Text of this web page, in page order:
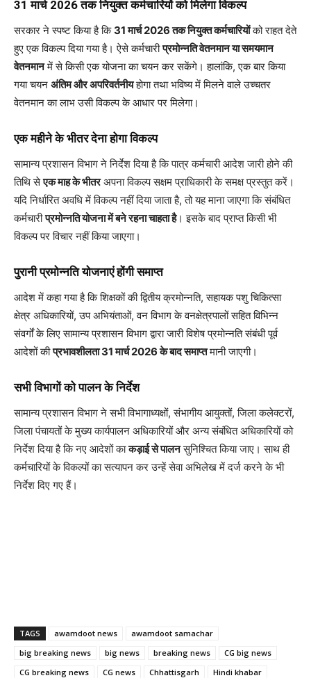
31मार्च 2026तक नियुक्त कर्मचारियों को मिलेगा विकल्प
सरकार ने स्पष्ट किया है कि 31मार्च 2026तक नियुक्त कर्मचारियोंको राहत देते
हुए एक विकल्प दिया गया है। ऐसे कर्मचारीप्रमोन्नति वेतनमान या समयमान
वेतनमानमें से किसी एक योजना का चयन कर सकेंगे। हालांकि, एक बार किया
गया चयन अंतिम और अपरिवर्तनीयहोगा तथा भविष्य में मिलने वाले उच्चतर
वेतनमान का लाभ उसी विकल्प के आधार पर मिलेगा।
एक महीने के भीतर देना होगा विकल्प
सामान्य प्रशासन विभाग ने निर्देश दिया है कि पात्र कर्मचारी आदेश जारी होने की
तिथि सेएक माह के भीतरअपना विकल्प सक्षम प्राधिकारी के समक्ष प्रस्तुत करें।
यदि निर्धारित अवधि में विकल्प नहीं दिया जाता है, तो यह माना जाएगा कि संबंधित
कर्मचारीप्रमोन्नति योजना में बने रहना चाहता है। इसके बाद प्राप्त किसी भी
विकल्प पर विचार नहीं किया जाएगा।
पुरानी प्रमोन्नति योजनाएं होंगी समाप्त
आदेश में कहा गया है कि शिक्षकों की द्वितीय क्रमोन्नति, सहायक पशु चिकित्सा
क्षेत्र अधिकारियों, उप अभियंताओं, वन विभाग के वनक्षेत्रपालों सहित विभिन्न
संवर्गों के लिए सामान्य प्रशासन विभाग द्वारा जारी विशेष प्रमोन्नति संबंधी पूर्व
आदेशों कीप्रभावशीलता 31मार्च 2026के बाद समाप्तमानी जाएगी।
सभी विभागों को पालन के निर्देश
सामान्य प्रशासन विभाग ने सभी विभागाध्यक्षों, संभागीय आयुक्तों, जिला कलेक्टरों,
जिला पंचायतों के मुख्य कार्यपालन अधिकारियों और अन्य संबंधित अधिकारियों को
निर्देश दिया है कि नए आदेशों काकड़ाई से पालनसुनिश्चित किया जाए। साथ ही
कर्मचारियों के विकल्पों का सत्यापन कर उन्हें सेवा अभिलेख में दर्ज करने के भी
निर्देश दिए गए हैं।
TAGS awamdoot news
awamdoot samachar
big breaking news
big news breaking news
CG big news
CG breaking news
CG news Chhattisgarh
Hindi khabar